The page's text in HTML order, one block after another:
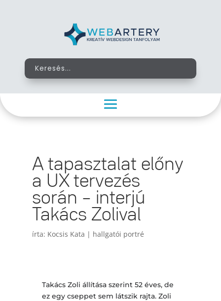
A tapasztalat előny
a UX tervezés
során – interjú
Takács Zolival
írta: Kocsis Kata | hallgatói portré
Takács Zoli állítása szerint 52 éves, de
ez egy cseppet sem látszik rajta. Zoli